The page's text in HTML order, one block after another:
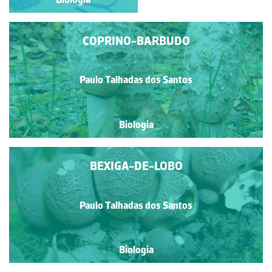
COPRINO-BARBUDO
Paulo Talhadas dos Santos
Biologia
BEXIGA-DE-LOBO
Paulo Talhadas dos Santos
Biologia